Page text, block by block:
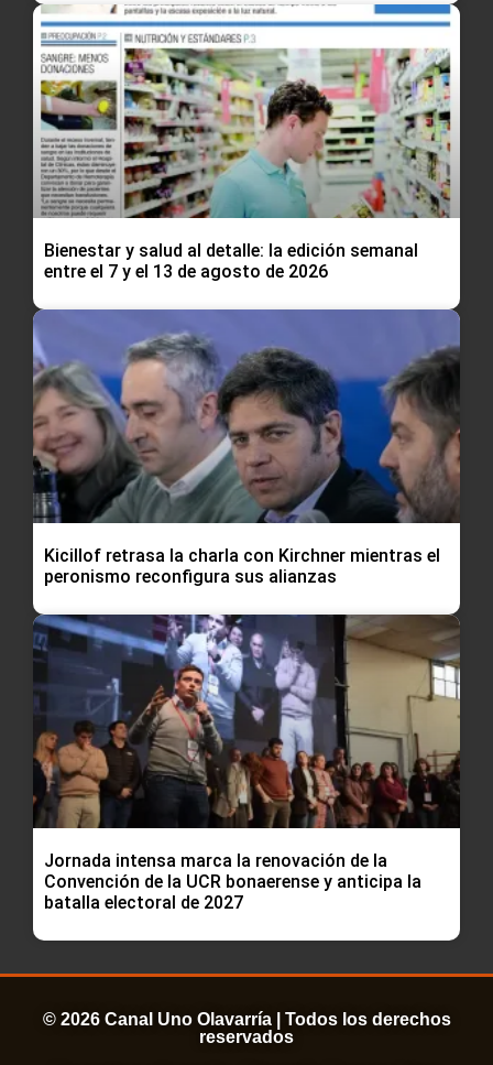
Bienestar y salud al detalle: la edición semanal
entre el 7 y el 13 de agosto de 2026
Kicillof retrasa la charla con Kirchner mientras el
peronismo reconfigura sus alianzas
Jornada intensa marca la renovación de la
Convención de la UCR bonaerense y anticipa la
batalla electoral de 2027
© 2026 Canal Uno Olavarría | Todos los derechos
reservados